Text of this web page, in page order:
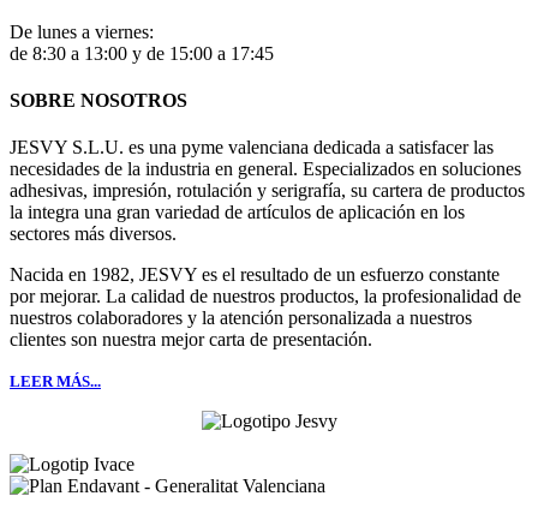
De lunes a viernes:
de 8:30 a 13:00 y de 15:00 a 17:45
SOBRE NOSOTROS
JESVY S.L.U. es una pyme valenciana dedicada a satisfacer las
necesidades de la industria en general. Especializados en soluciones
adhesivas, impresión, rotulación y serigrafía, su cartera de productos
la integra una gran variedad de artículos de aplicación en los
sectores más diversos.
Nacida en 1982, JESVY es el resultado de un esfuerzo constante
por mejorar. La calidad de nuestros productos, la profesionalidad de
nuestros colaboradores y la atención personalizada a nuestros
clientes son nuestra mejor carta de presentación.
LEER MÁS...